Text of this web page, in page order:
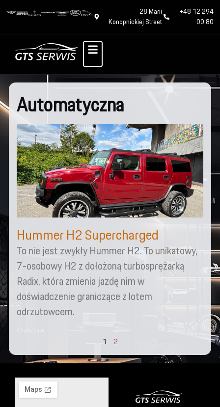
28 Marii
Konopnickiej Street
+48 12 294
00 80
Automatyczna
Hummer H2 Supercharged
To nie jest zwykły Hummer H2. To unikatowy,
7-osobowy H2 z dołożoną turbosprężarką
Radix, która zmienia jazdę nim w
doświadczenie graniczące z lotem
odrzutowcem.
1 2